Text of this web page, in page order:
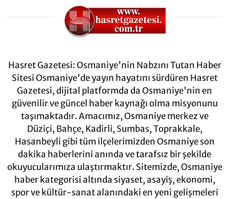
Hasret Gazetesi: Osmaniye'nin Nabzını Tutan Haber
Sitesi Osmaniye'de yayın hayatını sürdüren Hasret
Gazetesi, dijital platformda da Osmaniye'nin en
güvenilir ve güncel haber kaynağı olma misyonunu
taşımaktadır. Amacımız, Osmaniye merkez ve
Düziçi, Bahçe, Kadirli, Sumbas, Toprakkale,
Hasanbeyli gibi tüm ilçelerimizden Osmaniye son
dakika haberlerini anında ve tarafsız bir şekilde
okuyucularımıza ulaştırmaktır. Sitemizde, Osmaniye
haber kategorisi altında siyaset, asayiş, ekonomi,
spor ve kültür-sanat alanındaki en yeni gelişmeleri